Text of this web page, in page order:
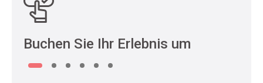
Buchen Sie Ihr Erlebnis um